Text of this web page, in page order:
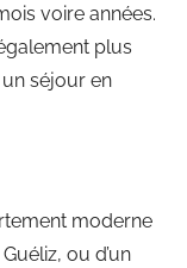
voire années.
plus
séjour en
moderne
ou d’un